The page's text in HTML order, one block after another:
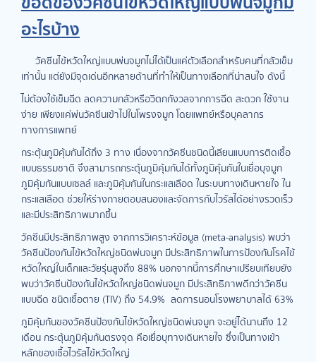
อะไรบ้าง
วัคซีนไข้หวัดใหญ่แบบพ่นจมูกไม่ได้เป็นแค่ตัวเลือกสำหรับคนที่กลัวเข็ม
เท่านั้น แต่ยังมีจุดเด่นอีกหลายด้านที่ทำให้เป็นทางเลือกที่น่าสนใจ ดังนี้
ไม่ต้องใช้เข็มฉีด ลดความกลัวหรือวิตกกังวลจากการฉีด สะดวก ใช้งาน
ง่าย เพียงแค่พ่นวัคซีนเข้าไปในโพรงจมูก โดยแพทย์หรือบุคลากร
ทางการแพทย์
กระตุ้นภูมิคุ้มกันได้ถึง 3 ทาง เนื่องจากวัคซีนชนิดนี้เลียนแบบการติดเชื้อ
แบบธรรมชาติ จึงสามารถกระตุ้นภูมิคุ้มกันได้ทั้งภูมิคุ้มกันในเยื่อบุจมูก
ภูมิคุ้มกันแบบเซลล์ และภูมิคุ้มกันในกระแสเลือด ในระบบทางเดินหายใจ ใน
กระแสเลือด ช่วยให้ร่างกายตอบสนองและจัดการกับไวรัสได้อย่างรวดเร็ว
และมีประสิทธิภาพมากขึ้น
วัคซีนมีประสิทธิภาพสูง จากการวิเคราะห์ข้อมูล (meta-analysis) พบว่า
วัคซีนป้องกันไข้หวัดใหญ่ชนิดพ่นจมูก มีประสิทธิภาพในการป้องกันโรคไข้
หวัดใหญ่ในเด็กและวัยรุ่นสูงถึง 88% นอกจากนี้การศึกษาเปรียบเทียบยัง
พบว่าวัคซีนป้องกันไข้หวัดใหญ่ชนิดพ่นจมูก มีประสิทธิภาพดีกว่าวัคซีน
แบบฉีด ชนิดเชื้อตาย (TIV) ถึง 54.9% ลดการนอนโรงพยาบาลได้ 63%
ภูมิคุ้มกันของวัคซีนป้องกันไข้หวัดใหญ่ชนิดพ่นจมูก จะอยู่ได้นานถึง 12
เดือน กระตุ้นภูมิคุ้มกันตรงจุด คือเยื่อบุทางเดินหายใจ ซึ่งเป็นทางเข้า
หลักของเชื้อไวรัสไข้หวัดใหญ่